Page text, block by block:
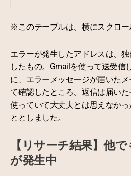
※このテーブルは、横にスクロー
エラーが発生したアドレスは、
したもの。Gmailを使って送受信
に、エラーメッセージが届いた
て確認したところ、返信は届い
使っていて大丈夫とは思えなか
ととしました。
【リサーチ結果】他
が発生中